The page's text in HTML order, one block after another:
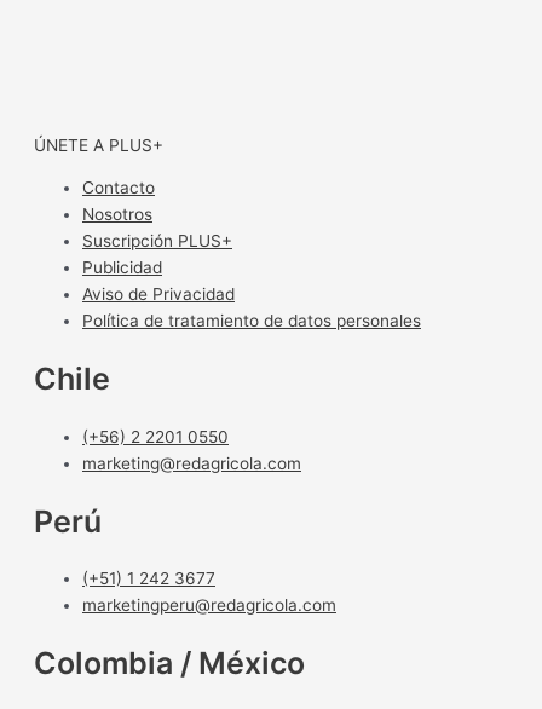
ÚNETE A PLUS+
Contacto
Nosotros
Suscripción PLUS+
Publicidad
Aviso de Privacidad
Política de tratamiento de datos personales
Chile
(+56) 2 2201 0550
marketing@redagricola.com
Perú
(+51) 1 242 3677
marketingperu@redagricola.com
Colombia / México